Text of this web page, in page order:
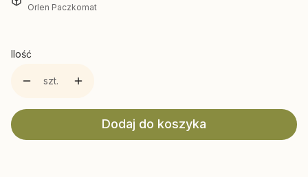
Orlen Paczkomat
Ilość
szt.
Dodaj do koszyka